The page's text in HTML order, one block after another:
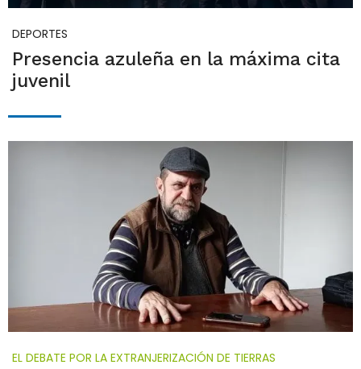
DEPORTES
Presencia azuleña en la máxima cita
juvenil
EL DEBATE POR LA EXTRANJERIZACIÓN DE TIERRAS